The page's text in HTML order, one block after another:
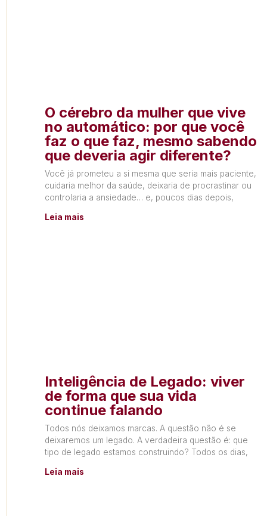
O cérebro da mulher que vive
no automático: por que você
faz o que faz, mesmo sabendo
que deveria agir diferente?
Você já prometeu a si mesma que seria mais paciente,
cuidaria melhor da saúde, deixaria de procrastinar ou
controlaria a ansiedade… e, poucos dias depois,
Leia mais
Inteligência de Legado: viver
de forma que sua vida
continue falando
Todos nós deixamos marcas. A questão não é se
deixaremos um legado. A verdadeira questão é: que
tipo de legado estamos construindo? Todos os dias,
Leia mais